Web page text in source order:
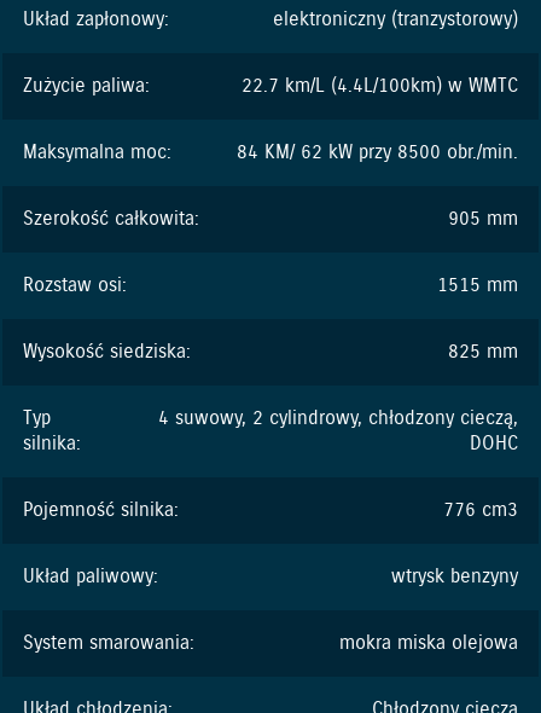
Układ zapłonowy: elektroniczny (tranzystorowy)
Zużycie paliwa: 22.7 km/L (4.4L/100km) w WMTC
Maksymalna moc: 84 KM/ 62 kW przy 8500 obr./min.
Szerokość całkowita: 905 mm
Rozstaw osi: 1515 mm
Wysokość siedziska: 825 mm
Typ
silnika:
4 suwowy, 2 cylindrowy, chłodzony cieczą,
DOHC
Pojemność silnika: 776 cm3
Układ paliwowy: wtrysk benzyny
System smarowania: mokra miska olejowa